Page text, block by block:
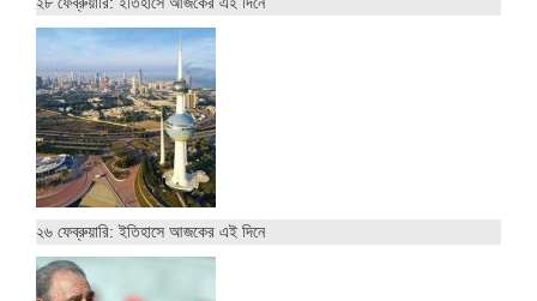
২৬ ফেব্রুয়ারি: ইতিহাসে আজকের এই দিনে